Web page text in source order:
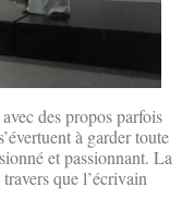
des propos parfois
à garder toute
et passionnant. La
que l’écrivain